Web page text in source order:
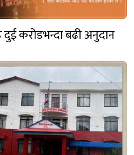
करोडभन्दा बढी अनुदान